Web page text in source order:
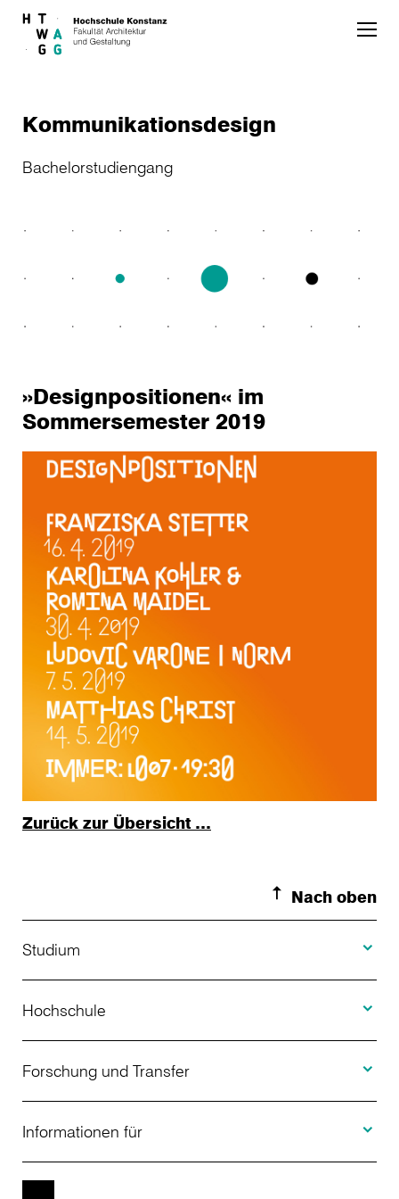
Skip to main content
Kommunikationsdesign
Bachelorstudiengang
»Designpositionen« im
Sommersemester 2019
Zurück zur Übersicht …
Nach oben
Studium
Studienangebot
Bewerbung
Studienberatung
Weiterbildung
Hochschule
Über uns
Aktuelles
Forschung und Transfer
Projekte
Informationen für